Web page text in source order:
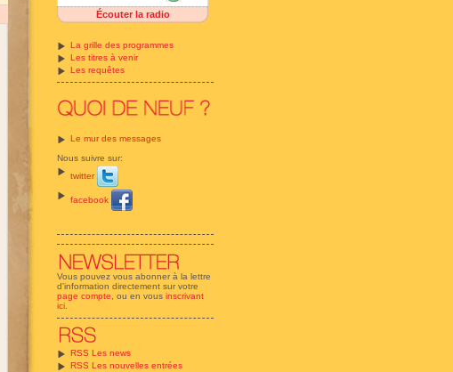
Écouter la radio
La grille des programmes
Les titres à venir
Les requêtes
Le mur des messages
Nous suivre sur:
twitter
facebook
Vous pouvez vous abonner à la lettre
d'information directement sur votre
page compte , ou en vous inscrivant
ici
RSS Les news
RSS Les nouvelles entrées